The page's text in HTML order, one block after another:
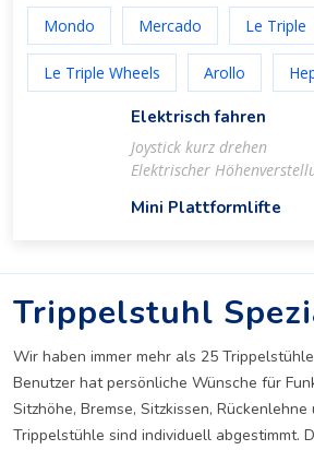
Mondo Mercado Le Triple
Le Triple Wheels Arollo
Elektrisch fahren
Joystick kurz drehen
Elektrischer
Mini Plattformlifte
Trippelstuhl
Wir haben immer mehr als 25
Benutzer hat persönliche Wünsche für
Sitzhöhe, Bremse, Sitzkissen,
Trippelstühle sind individuell abgestimmt.